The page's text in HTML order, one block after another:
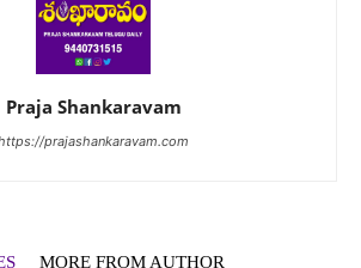
Praja Shankaravam
prajashankaravam.com
MORE FROM AUTHOR